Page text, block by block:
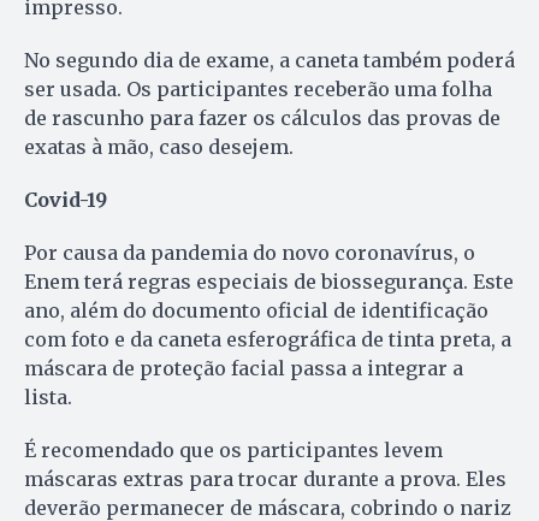
impresso.
No segundo dia de exame, a caneta também poderá
ser usada. Os participantes receberão uma folha
de rascunho para fazer os cálculos das provas de
exatas à mão, caso desejem.
Covid-19
Por causa da pandemia do novo coronavírus, o
Enem terá regras especiais de biossegurança. Este
ano, além do documento oficial de identificação
com foto e da caneta esferográfica de tinta preta, a
máscara de proteção facial passa a integrar a
lista.
É recomendado que os participantes levem
máscaras extras para trocar durante a prova. Eles
deverão permanecer de máscara, cobrindo o nariz